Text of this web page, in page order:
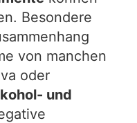
Besondere
von manchen
oder
und